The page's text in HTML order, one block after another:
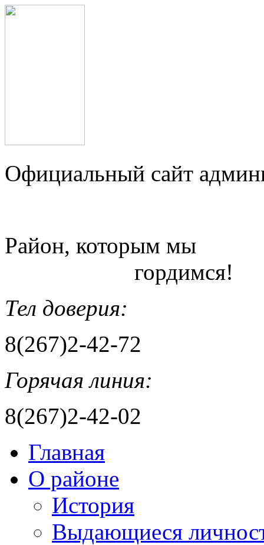
Официальный сайт
Район, которым мы
гордимся!
Тел доверия:
8(267)2-42-72
Горячая линия:
8(267)2-42-02
Главная
О районе
История
Выдающиеся